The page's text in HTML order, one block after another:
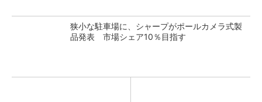
狭小な駐車場に、シャープがポールカメラ式製
品発表 市場シェア10％目指す